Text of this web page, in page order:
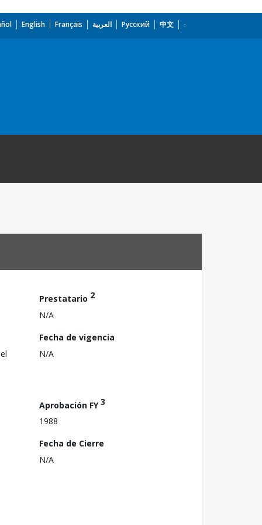
English Français العربية Русский 中文
Prestatario 2
N/A
Fecha de vigencia
N/A
Aprobación FY3
1988
Fecha de Cierre
N/A